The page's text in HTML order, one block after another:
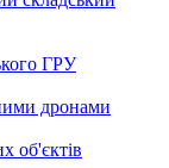
ГРУ
дронами
об'єктів